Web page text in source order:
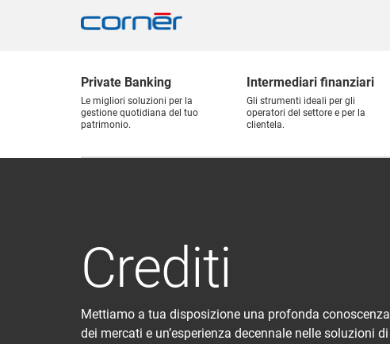
Private Banking
Le migliori soluzioni per la
gestione quotidiana del tuo
patrimonio.
Intermediari finanziari
Gli strumenti ideali per gli
operatori del settore e per la
clientela.
Crediti
Mettiamo a tua disposizione una profonda conoscenza
dei mercati e un’esperienza decennale nelle soluzioni di